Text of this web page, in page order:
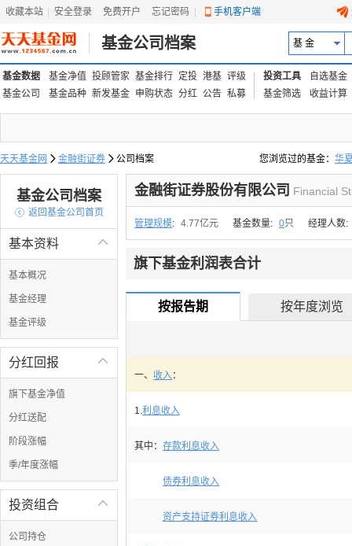
收藏本站 安全登录 免费开户 忘记密码 手机客户端
基金公司档案 基 金
基金数据 基金净值 投顾管家 基金排行 定投 港基 评级
基金公司
基金品种 新发基金 申购状态 分红 公告 私募
投资工具
自选基金
基金筛选
收益计算
天天基金网  金融街证券  公司档案 您浏览过的基金： 华
易方达上证中盘ETF联
基金公司档案
 返回基金公司首页

基本资料
基本概况
基金经理
基金评级

分红回报
旗下基金净值
分红送配
阶段涨幅
季/年度涨幅

投资组合
公司持仓
金融街证券股份有限公司 Financial
管理规模: 4.77亿元 基金数量: 0只 经理人数:
旗下基金利润表合计
按报告期 按年度浏览
一、 收入：
1.利息收入
其中： 存款利息收入
债券利息收入
资产支持证券利息收入